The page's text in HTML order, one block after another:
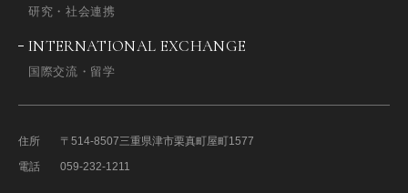
研究・社会連携
INTERNATIONAL EXCHANGE
国際交流・留学
住所 〒514-8507三重県津市栗真町屋町1577
電話
059-232-1211